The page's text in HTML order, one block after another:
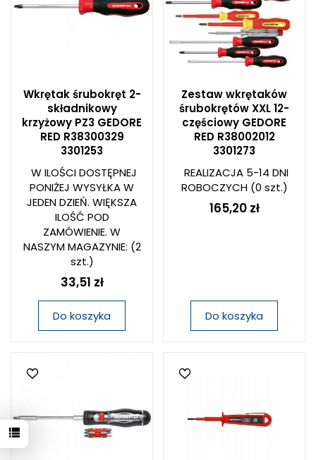
Wkrętak śrubokręt 2-
składnikowy
krzyżowy PZ3 GEDORE
RED R38300329
3301253
W ILOŚCI DOSTĘPNEJ
PONIŻEJ WYSYŁKA W
JEDEN DZIEŃ. WIĘKSZA
ILOŚĆ POD
ZAMÓWIENIE. W
NASZYM MAGAZYNIE: (2
szt.)
33,51 zł
Do koszyka
Zestaw wkrętaków
śrubokrętów XXL 12-
częściowy GEDORE
RED R38002012
3301273
REALIZACJA 5-14 DNI
ROBOCZYCH(0 szt.)
165,20 zł
Do koszyka